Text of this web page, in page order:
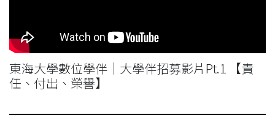
東海大學數位學伴｜大學伴招募影片Pt.1 【責
任、付出、榮譽】